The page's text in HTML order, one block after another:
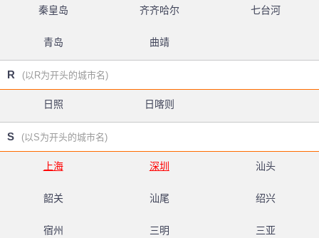
秦皇岛 齐齐哈尔 七台河
青岛 曲靖
R (以R为开头的城市名)
日照 日喀则
S (以S为开头的城市名)
上海 深圳 汕头
韶关 汕尾 绍兴
宿州 三明 三亚